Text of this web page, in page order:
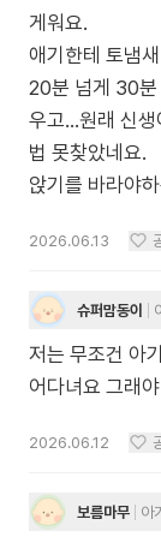
게워요.
애기한테 토냄
20분 넘게 30분
우고...원래 신
법 못찾았네요.
앉기를 바라야
2026.06.13
슈퍼맘동이
저는 무조건 아
어다녀요 그래
2026.06.12
보름마무 아